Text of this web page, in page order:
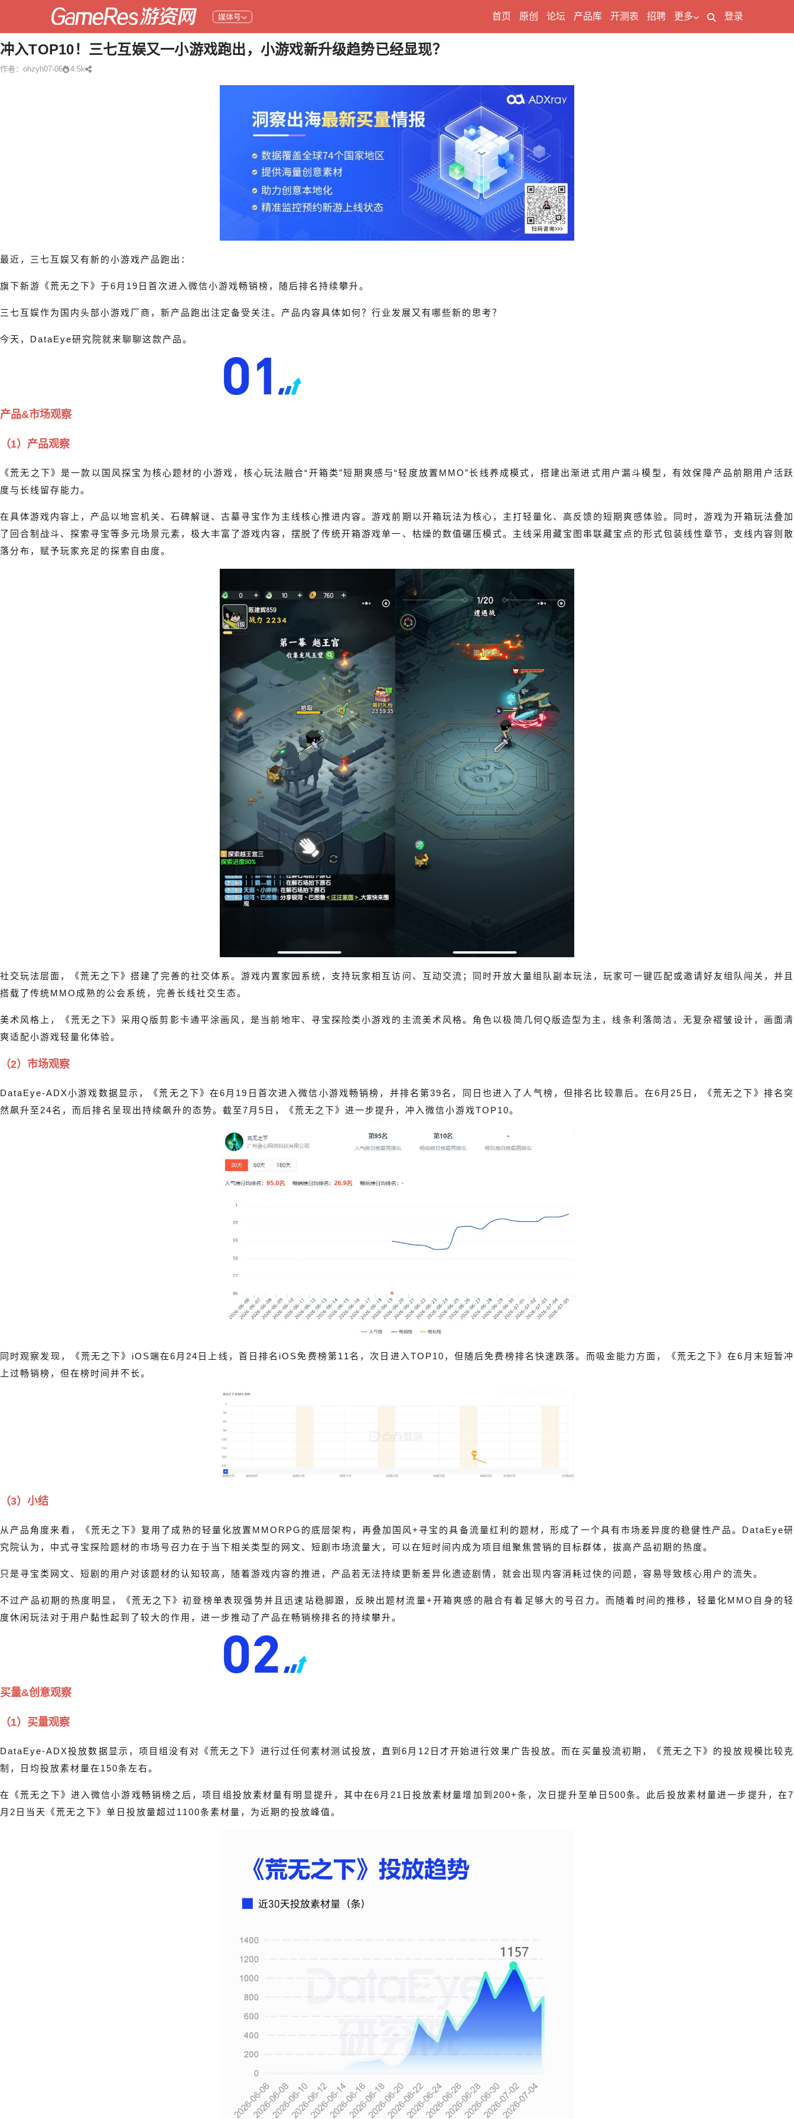
媒体号 首页 原创 论坛 产品库 开测表 招聘 更多 登录
冲入TOP10！三七互娱又一小游戏跑出，小游戏新升级趋势已经显现？
作者：ohzyh07-06 4.5k
最近，三七互娱又有新的小游戏产品跑出：
旗下新游《荒无之下》于6月19日首次进入微信小游戏畅销榜，随后排名持续攀升。
三七互娱作为国内头部小游戏厂商，新产品跑出注定备受关注。产品内容具体如何？行业发展又有哪些新的思考？
今天，DataEye研究院就来聊聊这款产品。
产品&市场观察
（1）产品观察
《荒无之下》是一款以国风探宝为核心题材的小游戏，核心玩法融合“开箱类”短期爽感与“轻度放置MMO”长线养成模式，搭建出渐进式用户漏斗模型，有效保障产品前期用户活跃
度与长线留存能力。
在具体游戏内容上，产品以地宫机关、石碑解谜、古墓寻宝作为主线核心推进内容。游戏前期以开箱玩法为核心，主打轻量化、高反馈的短期爽感体验。同时，游戏为开箱玩法叠加
了回合制战斗、探索寻宝等多元场景元素，极大丰富了游戏内容，摆脱了传统开箱游戏单一、枯燥的数值碾压模式。主线采用藏宝图串联藏宝点的形式包装线性章节，支线内容则散
落分布，赋予玩家充足的探索自由度。
社交玩法层面，《荒无之下》搭建了完善的社交体系。游戏内置家园系统，支持玩家相互访问、互动交流；同时开放大量组队副本玩法，玩家可一键匹配或邀请好友组队闯关，并且
搭载了传统MMO成熟的公会系统，完善长线社交生态。
美术风格上，《荒无之下》采用Q版剪影卡通平涂画风，是当前地牢、寻宝探险类小游戏的主流美术风格。角色以极简几何Q版造型为主，线条利落简洁，无复杂褶皱设计，画面清
爽适配小游戏轻量化体验。
（2）市场观察
DataEye-ADX小游戏数据显示，《荒无之下》在6月19日首次进入微信小游戏畅销榜，并排名第39名，同日也进入了人气榜，但排名比较靠后。在6月25日，《荒无之下》排名突
然飙升至24名，而后排名呈现出持续飙升的态势。截至7月5日，《荒无之下》进一步提升，冲入微信小游戏TOP10。
同时观察发现，《荒无之下》iOS端在6月24日上线，首日排名iOS免费榜第11名，次日进入TOP10，但随后免费榜排名快速跌落。而吸金能力方面，《荒无之下》在6月末短暂冲
上过畅销榜，但在榜时间并不长。
（3）小结
从产品角度来看，《荒无之下》复用了成熟的轻量化放置MMORPG的底层架构，再叠加国风+寻宝的具备流量红利的题材，形成了一个具有市场差异度的稳健性产品。DataEye研
究院认为，中式寻宝探险题材的市场号召力在于当下相关类型的网文、短剧市场流量大，可以在短时间内成为项目组聚焦营销的目标群体，拔高产品初期的热度。
只是寻宝类网文、短剧的用户对该题材的认知较高，随着游戏内容的推进，产品若无法持续更新差异化遗迹剧情，就会出现内容消耗过快的问题，容易导致核心用户的流失。
不过产品初期的热度明显，《荒无之下》初登榜单表现强势并且迅速站稳脚跟，反映出题材流量+开箱爽感的融合有着足够大的号召力。而随着时间的推移，轻量化MMO自身的轻
度休闲玩法对于用户黏性起到了较大的作用，进一步推动了产品在畅销榜排名的持续攀升。
买量&创意观察
（1）买量观察
DataEye-ADX投放数据显示，项目组没有对《荒无之下》进行过任何素材测试投放，直到6月12日才开始进行效果广告投放。而在买量投流初期，《荒无之下》的投放规模比较克
制，日均投放素材量在150条左右。
在《荒无之下》进入微信小游戏畅销榜之后，项目组投放素材量有明显提升，其中在6月21日投放素材量增加到200+条，次日提升至单日500条。此后投放素材量进一步提升，在7
月2日当天《荒无之下》单日投放量超过1100条素材量，为近期的投放峰值。